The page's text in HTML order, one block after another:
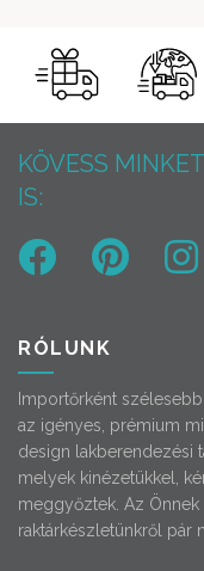
KÖVESS
IS:
RÓLUNK
Importőrként
az igényes, prémium
design lakberendezési
melyek kinézetükkel,
meggyőztek. Az
raktárkészletünkről pár